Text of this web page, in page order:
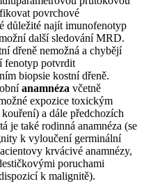
povrchové
důležité najít imunofenotyp
další sledování MRD.
dřeně nemožná a chybějí
fenotyp potvrdit
biopsie kostní dřeně.
anamnéza včetně
expozice toxickým
a dále předchozích
je také rodinná anamnéza (se
k vyloučení germinální
krvácivé anamnézy,
poruchami
k malignitě).